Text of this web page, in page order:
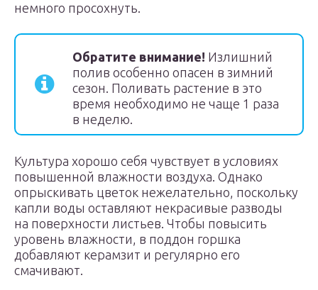
немного просохнуть.
Обратите внимание! Излишний
полив особенно опасен в зимний
сезон. Поливать растение в это
время необходимо не чаще 1 раза
в неделю.
Культура хорошо себя чувствует в условиях
повышенной влажности воздуха. Однако
опрыскивать цветок нежелательно, поскольку
капли воды оставляют некрасивые разводы
на поверхности листьев. Чтобы повысить
уровень влажности, в поддон горшка
добавляют керамзит и регулярно его
смачивают.